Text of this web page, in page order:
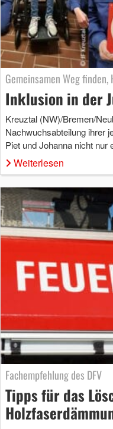
Gemeinsamen Weg
Inklusion in der
Kreuztal (NW)/Bremen/
Nachwuchsabteilung ihrer
Piet und Johanna nicht
Weiterlesen
Fachempfehlung des DFV
Tipps für das